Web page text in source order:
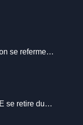
se referme…
se retire du…